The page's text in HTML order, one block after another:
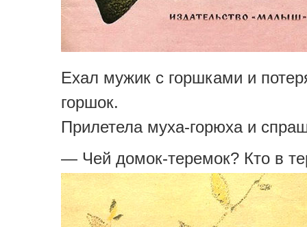
Ехал мужик с горшками и
горшок.
Прилетела муха-горюха и
— Чей домок-теремок? Кто в